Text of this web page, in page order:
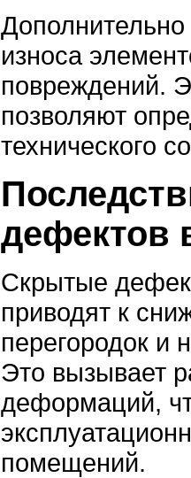
Дополнительно
износа
повреждений.
позволяют
технического
дефектов
Скрытые
приводят к
перегородок и
Это вызывает
деформаций,
помещений.